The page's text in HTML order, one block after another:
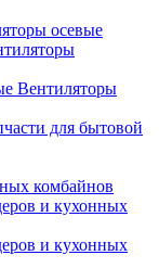
осевые
Вентиляторы
для бытовой
комбайнов
и кухонных
и кухонных